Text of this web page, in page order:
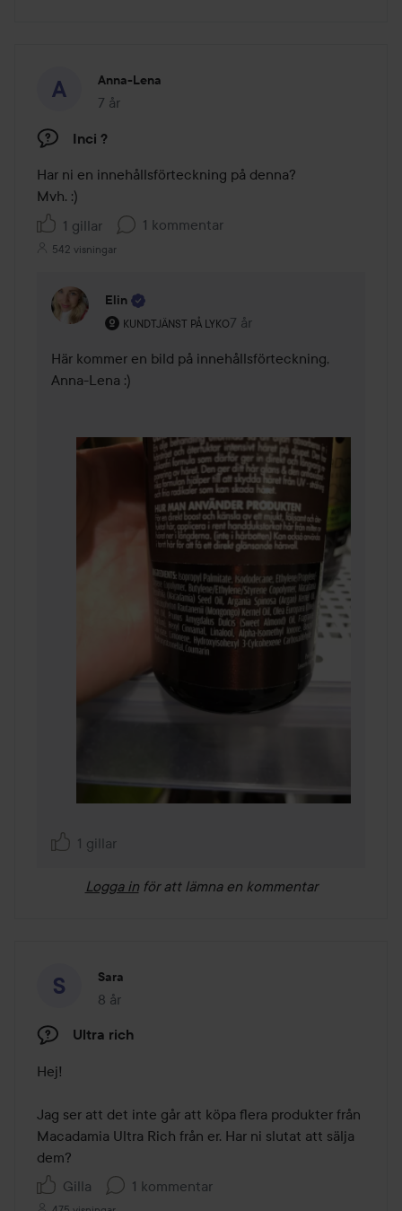
Anna-Lena
7 år
Inlägget skapades 7 år
Inci ?
Har ni en innehållsförteckning på denna?
Mvh. :)
1 gillar
1 kommentar
542 visningar
Elin
KUNDTJÄNST PÅ LYKO
Användarens roll: Kundtjänst på Lyko.
7 år
Kommentaren lades 7 år
Här kommer en bild på innehållsförteckning,
Anna-Lena :)
1 gillar
Logga in för att lämna en kommentar
Sara
8 år
Inlägget skapades 8 år
Ultra rich
Hej!
Jag ser att det inte går att köpa flera produkter från
Macadamia Ultra Rich från er. Har ni slutat att sälja
dem?
Gilla
1 kommentar